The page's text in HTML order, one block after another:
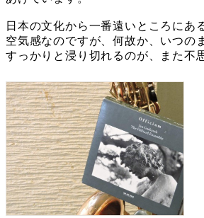
日本の文化から一番遠いところにあ
空気感なのですが、何故か、いつの
すっかりと浸り切れるのが、また不